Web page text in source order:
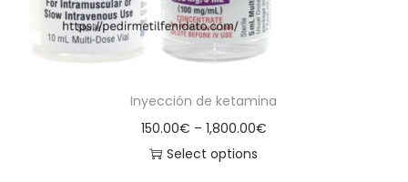
Inyección de ketamina
150.00€ – 1,800.00€
Select options